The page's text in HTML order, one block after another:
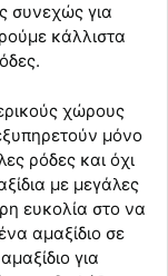
συνεχώς για
κάλλιστα
χώρους
μόνο
ρόδες και όχι
με μεγάλες
ευκολία στο να
αμαξίδιο σε
για